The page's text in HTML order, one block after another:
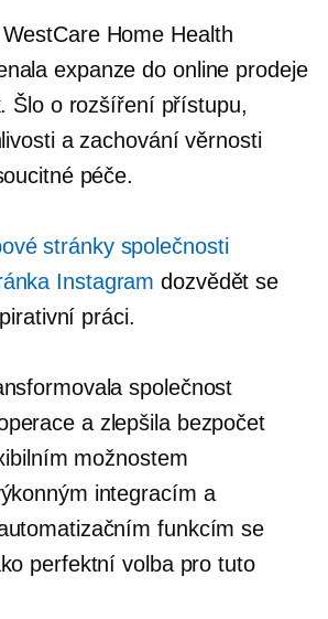
Home Health
expanze do online prodeje
Šlo o rozšíření přístupu,
a zachování věrnosti
péče.
stránky společnosti
Instagram dozvědět se
práci.
společnost
a zlepšila bezpočet
možnostem
integracím a
funkcím se
perfektní volba pro tuto